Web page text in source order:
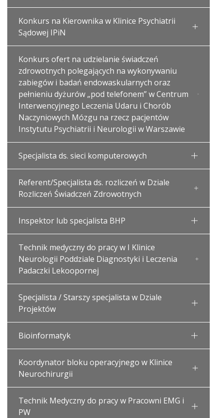
Konkurs na Kierownika w Klinice Psychiatrii
Sądowej IPiN
Konkurs ofert na udzielanie świadczeń
zdrowotnych polegających na wykonywaniu
zabiegów i badań endowaskularnych oraz
pełnieniu dyżurów „pod telefonem” w Centrum
Interwencyjnego Leczenia Udaru i Chorób
Naczyniowych Mózgu na rzecz pacjentów
Instytutu Psychiatrii i Neurologii w Warszawie
Specjalista ds. sieci komputerowych
Referent/Specjalista ds. rozliczeń w Dziale
Rozliczeń Świadczeń Zdrowotnych
Inspektor lub specjalista BHP
Technik medyczny do pracy w I Klinice
Neurologii Poddziale Diagnostyki i Leczenia
Padaczki Lekoopornej
Specjalista / Starszy specjalista w Dziale
Projektów
Bioinformatyk
Koordynator bloku operacyjnego w Klinice
Neurochirurgii
Technik Medyczny do pracy w Pracowni EMG i
PW